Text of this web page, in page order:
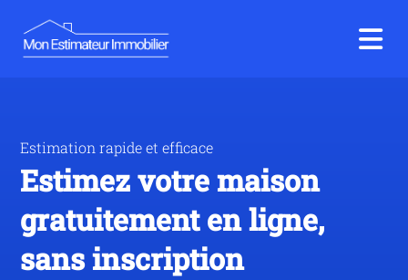
Estimation rapide et efficace
Estimez votre maison
gratuitement en ligne,
sans inscription